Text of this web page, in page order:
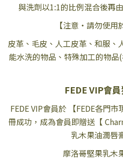
與洗劑以1:1的比例混合後再
【注意・請勿使用
皮革、毛皮、人工皮革、和服、
能水洗的物品、特殊加工的物
FEDE VIP會
FEDE VIP會員於 【FEDE各門
冊成功，成為會員即贈送【
乳木果油潤唇
摩洛哥堅果乳木